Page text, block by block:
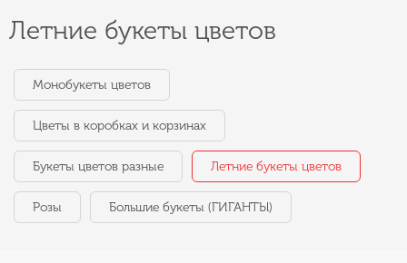
Летние букеты цветов
Монобукеты цветов
Цветы в коробках и корзинах
Букеты цветов разные Летние букеты цветов
Розы Большие букеты (ГИГАНТЫ)